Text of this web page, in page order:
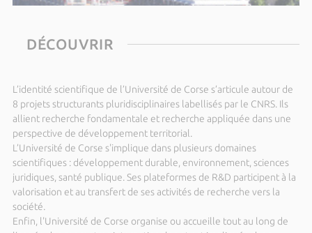
Patrice Terramorsi
octobre 2026
CohereX 2026 School - Science with
coherent x-rays at synchrotrons and
XFEL sources
Dimanche 04 octobre 2026 de 14h00 à 15h00
Parc Galea - Entretien public avec
Danièle Bernus Raffaelli
Du mardi 06 octobre 2026 au vendredi 16 octobre
DÉCOUVRIR
L’identité scientifique de l’Université de Corse s’articule autour de
8 projets structurants pluridisciplinaires labellisés par le CNRS. Ils
allient recherche fondamentale et recherche appliquée dans une
perspective de développement territorial.
L’Université de Corse s'implique dans plusieurs domaines
scientifiques : développement durable, environnement, sciences
juridiques, santé publique. Ses plateformes de R&D participent à la
valorisation et au transfert de ses activités de recherche vers la
société.
Enfin, l'Université de Corse organise ou accueille tout au long de